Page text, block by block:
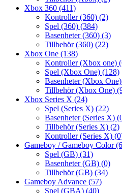
Xbox 360 (411)
Kontroller (360) (2)
Spel (360) (384)
Basenheter (360) (3)
Tillbehör (360) (22)
Xbox One (138)
Kontroller (Xbox one)
Spel (Xbox One) (128)
Basenheter (Xbox One)
Tillbehör (Xbox One)
Xbox Series X (24)
Spel (Series X) (22)
Basenheter (Series X)
Tillbehör (Series X) (2)
Kontroller (Series X)
Gameboy / Gameboy Color
Spel (GB) (31)
Basenheter (GB) (0)
Tillbehör (GB) (34)
Gameboy Advance (57)
Spel (GBA) (40)